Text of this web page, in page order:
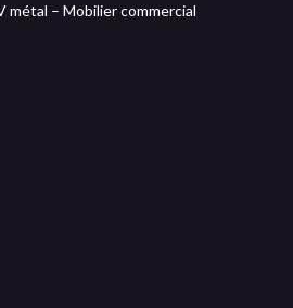
métal – Mobilier commercial